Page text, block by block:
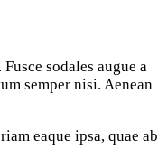
semper nisi. Aenean
eaque ipsa, quae ab